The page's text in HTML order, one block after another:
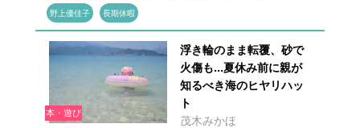
野上優佳子 長期休暇
本・遊び
浮き輪のまま転覆、砂で
火傷も...夏休み前に親が
知るべき海のヒヤリハッ
ト
茂木みかほ